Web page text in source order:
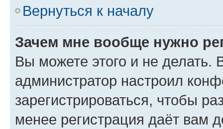
Вернуться к началу
Зачем мне вообще нужно
Вы можете этого и не делать.
администратор настроил
зарегистрироваться, чтобы
менее регистрация даёт вам